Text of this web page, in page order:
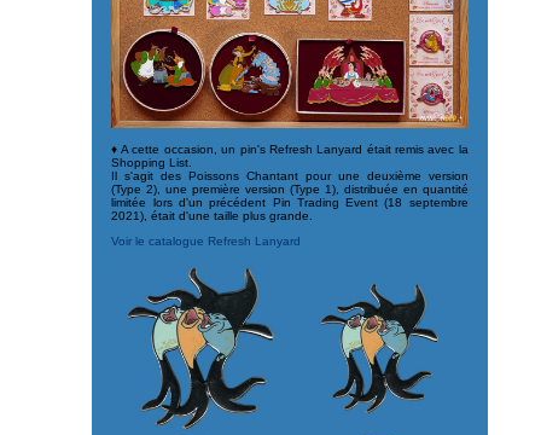
♦ A cette occasion, un pin's Refresh Lanyard était remis avec la
Shopping List.
Il s'agit des Poissons Chantant pour une deuxième version
(Type 2), une première version (Type 1), distribuée en quantité
limitée lors d'un précédent Pin Trading Event (18 septembre
2021), était d'une taille plus grande.
Voir le catalogue Refresh Lanyard